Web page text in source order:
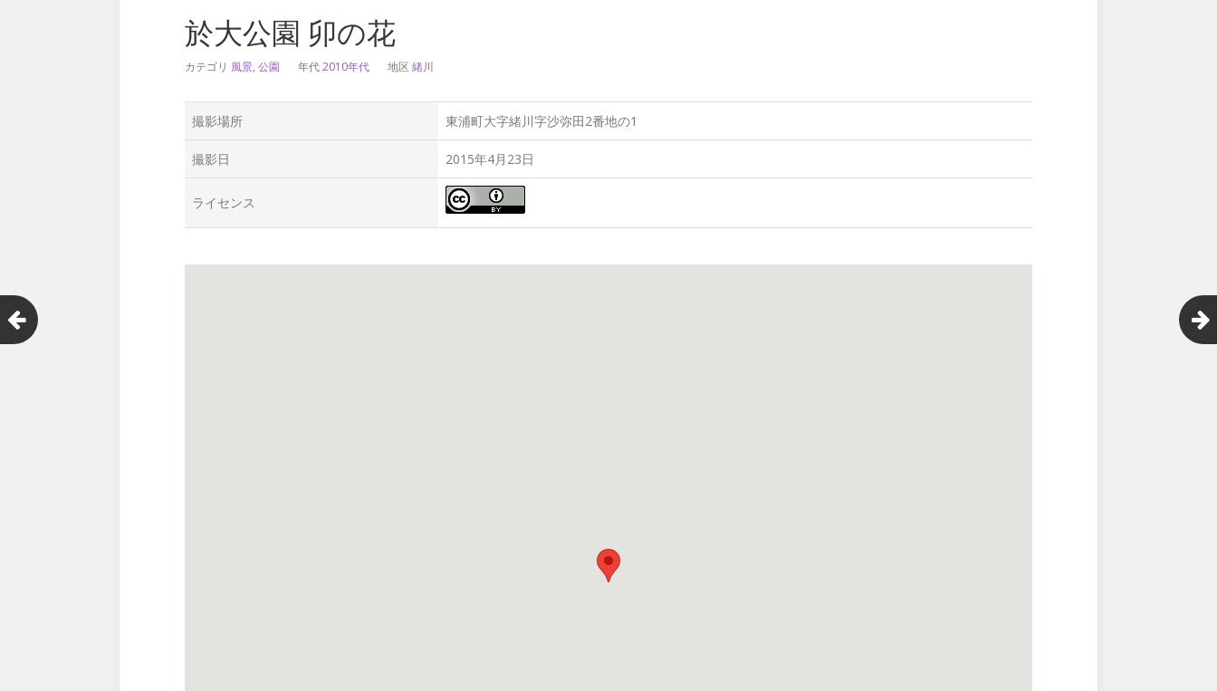
於大公園 卯の花
カテゴリ 風景, 公園 年代2010年代 地区 緒川
撮影場所 東浦町大字緒川字沙弥田2番地の1
撮影日 2015年4月23日
ライセンス